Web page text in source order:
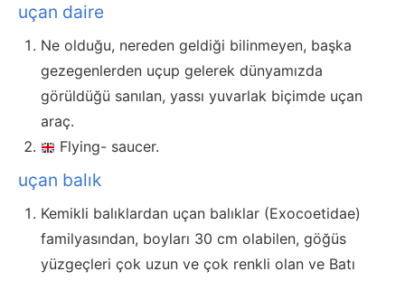
uçan daire
Ne olduğu, nereden geldiği bilinmeyen, başka
gezegenlerden uçup gelerek dünyamızda
görüldüğü sanılan, yassı yuvarlak biçimde uçan
araç.
Flying- saucer.
uçan balık
Kemikli balıklardan uçan balıklar (Exocoetidae)
familyasından, boyları 30 cm olabilen, göğüs
yüzgeçleri çok uzun ve çok renkli olan ve Batı